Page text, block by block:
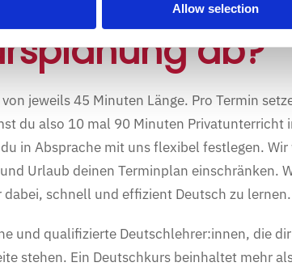
Allow selection
ab?
jeweils 45 Minuten Länge. Pro Termin
du also 10 mal 90 Minuten Privatunterricht
in Absprache mit uns flexibel festlegen. Wir
Urlaub deinen Terminplan einschränken.
schnell und effizient Deutsch zu lernen.
und qualifizierte Deutschlehrer:innen, die
stehen. Ein Deutschkurs beinhaltet mehr